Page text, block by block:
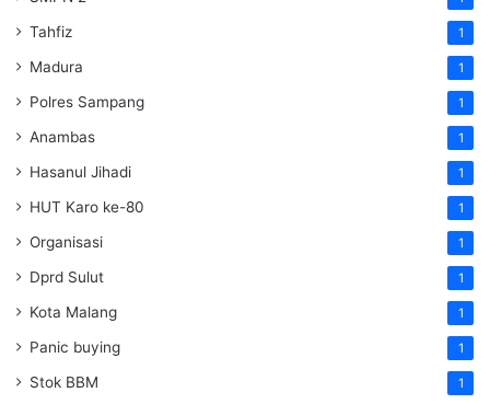
Tahfiz 1
Madura 1
Polres Sampang 1
Anambas 1
Hasanul Jihadi 1
HUT Karo ke-80 1
Organisasi 1
Dprd Sulut 1
Kota Malang 1
Panic buying 1
Stok BBM 1